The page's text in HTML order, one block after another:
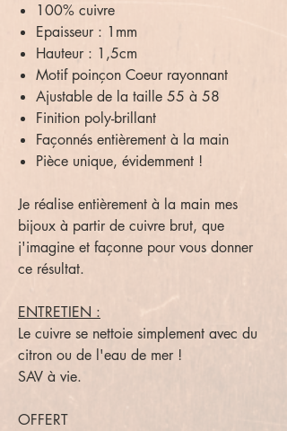
100% cuivre
Epaisseur : 1mm
Hauteur : 1,5cm
Motif poinçon Coeur rayonnant
Ajustable de la taille 55 à 58
Finition poly-brillant
Façonnés entièrement à la main
Pièce unique, évidemment !
Je réalise entièrement à la main mes
bijoux à partir de cuivre brut, que
j'imagine et façonne pour vous donner
ce résultat.
ENTRETIEN :
Le cuivre se nettoie simplement avec du
citron ou de l'eau de mer !
SAV à vie.
OFFERT